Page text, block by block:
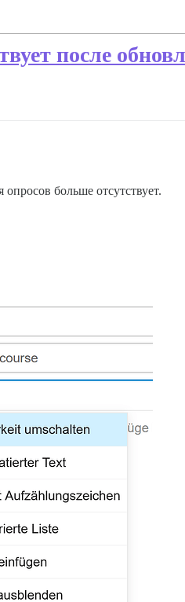
после
больше отсутствует.